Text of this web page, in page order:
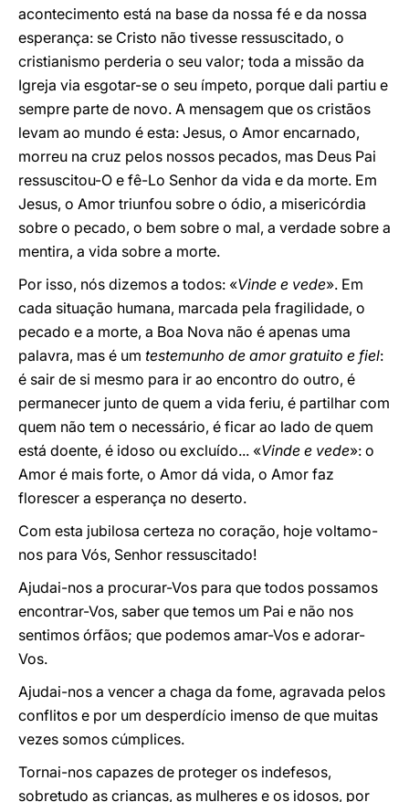
acontecimento está na base da nossa fé e da nossa
esperança: se Cristo não tivesse ressuscitado, o
cristianismo perderia o seu valor; toda a missão da
Igreja via esgotar-se o seu ímpeto, porque dali partiu e
sempre parte de novo. A mensagem que os cristãos
levam ao mundo é esta: Jesus, o Amor encarnado,
morreu na cruz pelos nossos pecados, mas Deus Pai
ressuscitou-O e fê-Lo Senhor da vida e da morte. Em
Jesus, o Amor triunfou sobre o ódio, a misericórdia
sobre o pecado, o bem sobre o mal, a verdade sobre a
mentira, a vida sobre a morte.
Por isso, nós dizemos a todos: «Vinde e vede». Em
cada situação humana, marcada pela fragilidade, o
pecado e a morte, a Boa Nova não é apenas uma
palavra, mas é um testemunho de amor gratuito e fiel:
é sair de si mesmo para ir ao encontro do outro, é
permanecer junto de quem a vida feriu, é partilhar com
quem não tem o necessário, é ficar ao lado de quem
está doente, é idoso ou excluído... «Vinde e vede»: o
Amor é mais forte, o Amor dá vida, o Amor faz
florescer a esperança no deserto.
Com esta jubilosa certeza no coração, hoje voltamo-
nos para Vós, Senhor ressuscitado!
Ajudai-nos a procurar-Vos para que todos possamos
encontrar-Vos, saber que temos um Pai e não nos
sentimos órfãos; que podemos amar-Vos e adorar-
Vos.
Ajudai-nos a vencer a chaga da fome, agravada pelos
conflitos e por um desperdício imenso de que muitas
vezes somos cúmplices.
Tornai-nos capazes de proteger os indefesos​​,
sobretudo as crianças, as mulheres e os idosos, por